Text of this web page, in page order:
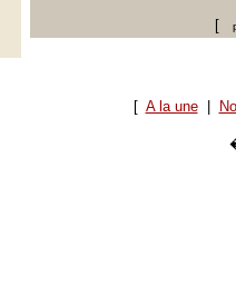
[
[ A la une|